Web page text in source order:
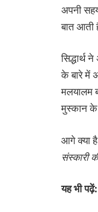
अपनी
बात
सिद्धार्थ
के बारे में
मलयालम
मुस्कान
आगे क्या
संस्कारी
यह भी